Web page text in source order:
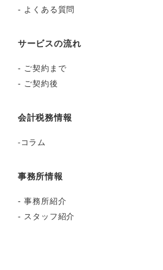
- よくある質問
サービスの流れ
- ご契約まで
- ご契約後
会計税務情報
-コラム
事務所情報
-事務所紹介
- スタッフ紹介